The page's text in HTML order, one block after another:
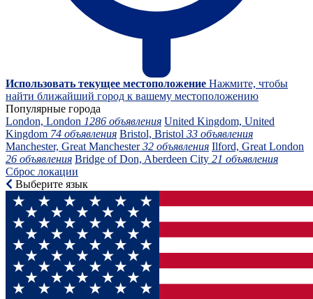
Использовать текущее местоположение Нажмите, чтобы
найти ближайший город к вашему местоположению
Популярные города
London, London 1286 объявления United Kingdom, United
Kingdom 74 объявления Bristol, Bristol 33 объявления
Manchester, Great Manchester32 объявления Ilford, Great London
26 объявления Bridge of Don, Aberdeen City 21 объявления
Сброс локации
Выберите язык